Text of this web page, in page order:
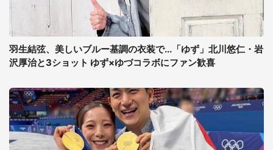
羽生結弦、美しいブルー基調の衣装で...「ゆず」北川悠仁・岩
沢厚治と3ショット ゆず×ゆづコラボにファン歓喜